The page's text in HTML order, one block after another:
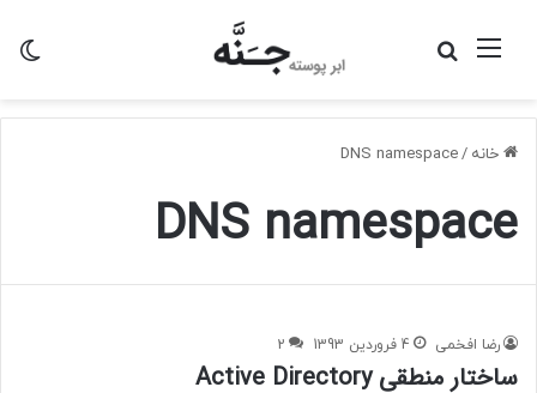
منو
خانه /
DNS namespace
DNS namespace
رضا افخمی 4 فروردین 1393 2
ساختار منطقی Active Directory